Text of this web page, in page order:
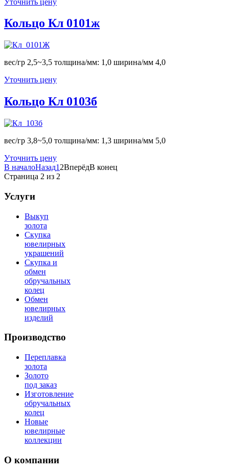
Кольцо Кл 0101ж
вес/гр 2,5~3,5 толщина/мм: 1,0 ширина/мм 4,0
Уточнить цену
Кольцо Кл 0103б
вес/гр 3,8~5,0 толщина/мм: 1,3 ширина/мм 5,0
Уточнить цену
В началоНазад1 2ВперёдВ конец
Страница 2 из 2
Услуги
Выкуп
золота
Скупка
ювелирных
украшений
Скупка и
обмен
обручальных
колец
Обмен
ювелирных
изделий
Производство
Переплавка
золота
Золото
под заказ
Изготовление
обручальных
колец
Новые
ювелирные
коллекции
О компании